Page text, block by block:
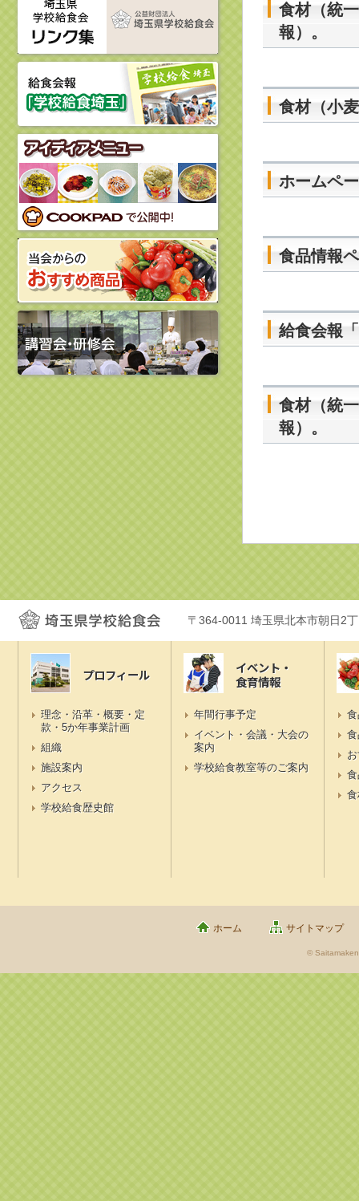
食材（統
報）。
食材（小
ホームペ
食品情報
給食会報
食材（統
報）。
〒364-0011 埼玉県北本市朝日2
プロフィール
理念・沿革・概要・定
款・5か年事業計画
組織
施設案内
アクセス
学校給食歴史館
イベント・
食育情報
年間行事予定
イベント・会議・大会の
案内
学校給食教室等のご案内
ホーム サイトマップ
©